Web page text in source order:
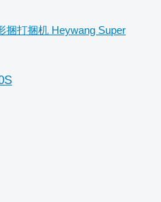
捆打捆机 Heywang Super